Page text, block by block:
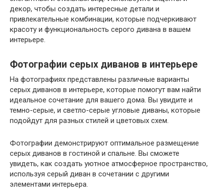
декор, чтобы создать интересные детали и
привлекательные комбинации, которые подчеркивают
красоту и функциональность серого дивана в вашем
интерьере.
Фотографии серых диванов в интерьере
На фотографиях представлены различные варианты
серых диванов в интерьере, которые помогут вам найти
идеальное сочетание для вашего дома. Вы увидите и
темно-серые, и светло-серые угловые диваны, которые
подойдут для разных стилей и цветовых схем.
Фотографии демонстрируют оптимальное размещение
серых диванов в гостиной и спальне. Вы сможете
увидеть, как создать уютное атмосферное пространство,
используя серый диван в сочетании с другими
элементами интерьера.